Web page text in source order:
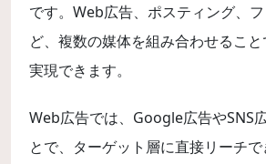
です。Web広告、ポスティング、
ど、複数の媒体を組み合わせるこ
実現できます。
Web広告では、Google広告やSNS
とで、ターゲット層に直接リーチ